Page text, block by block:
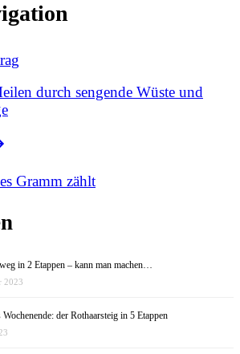
durch sengende Wüste und
Gramm zählt
in 2 Etappen – kann man machen…
2023
Wochenende: der Rothaarsteig in 5 Etappen